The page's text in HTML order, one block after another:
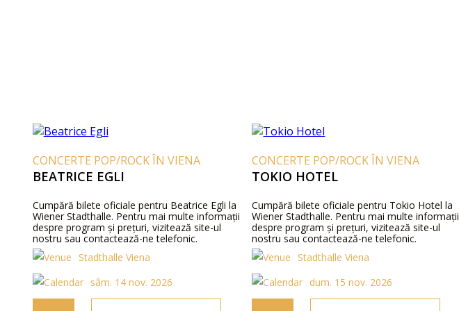
CONCERTE POP/ROCK ÎN VIENA
BEATRICE EGLI
Cumpără bilete oficiale pentru Beatrice Egli la
Wiener Stadthalle. Pentru mai multe informații
despre program și prețuri, vizitează site-ul
nostru sau contactează-ne telefonic.
Stadthalle Viena
sâm. 14 nov. 2026
CONCERTE POP/ROCK ÎN VIENA
TOKIO HOTEL
Cumpără bilete oficiale pentru Tokio Hotel la
Wiener Stadthalle. Pentru mai multe informații
despre program și prețuri, vizitează site-ul
nostru sau contactează-ne telefonic.
Stadthalle Viena
dum. 15 nov. 2026